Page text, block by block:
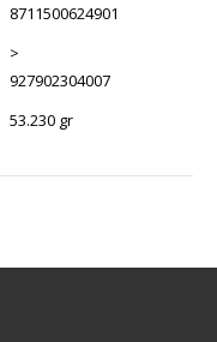
8711500624901
>
927902304007
53.230 gr